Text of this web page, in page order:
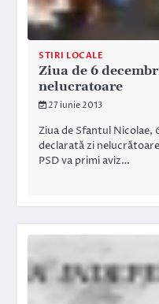
STIRI LOCALE
Ziua de 6
nelucratoare
27 iunie 2013
Ziua de Sfantul Nicolae,
declarată zi
PSD va primi aviz…